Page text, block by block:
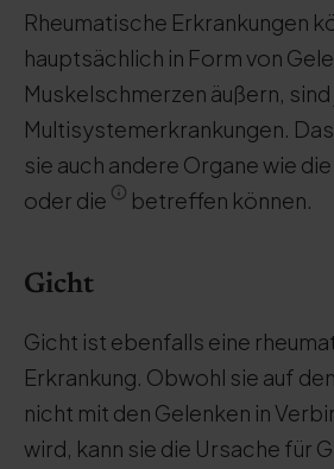
Rheumatische Erkrankungen
hauptsächlich in Form von
Muskelschmerzen äußern,
Multisystemerkrankungen.
sie auch andere Organe wie
oder die
betreffen können.
Gicht
Gicht ist ebenfalls eine
Erkrankung. Obwohl sie auf
nicht mit den Gelenken in
wird, kann sie die Ursache für